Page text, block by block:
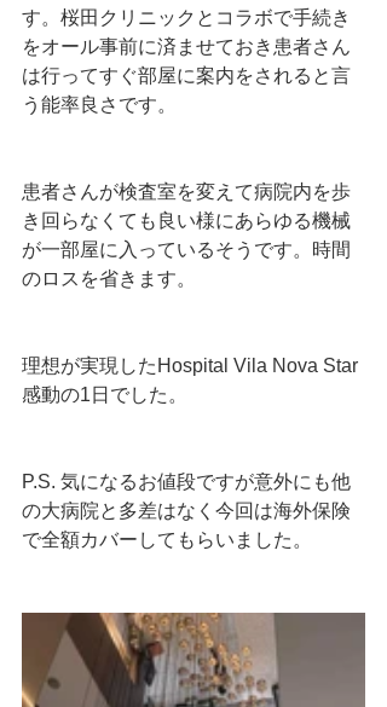
す。桜田クリニックとコラボで手続き
をオール事前に済ませておき患者さん
は行ってすぐ部屋に案内をされると言
う能率良さです。
患者さんが検査室を変えて病院内を歩
き回らなくても良い様にあらゆる機械
が一部屋に入っているそうです。時間
のロスを省きます。
理想が実現したHospital Vila Nova Star
感動の1日でした。
P.S. 気になるお値段ですが意外にも他
の大病院と多差はなく今回は海外保険
で全額カバーしてもらいました。